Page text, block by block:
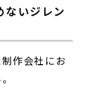
ないジレン
作会社にお